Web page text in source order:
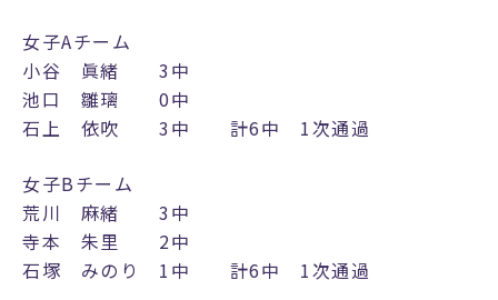
女子Aチーム
小谷 眞緒 3中
池口 雛璃 0中
石上 依吹 3中 計6中 1次通過
女子Bチーム
荒川 麻緒 3中
寺本 朱里 2中
石塚 みのり 1中 計6中 1次通過